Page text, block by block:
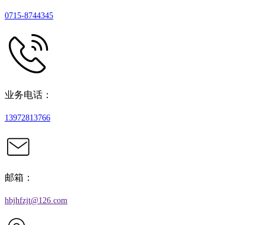
0715-8744345
业务电话：
13972813766
邮箱：
hbjhfzjt@126.com